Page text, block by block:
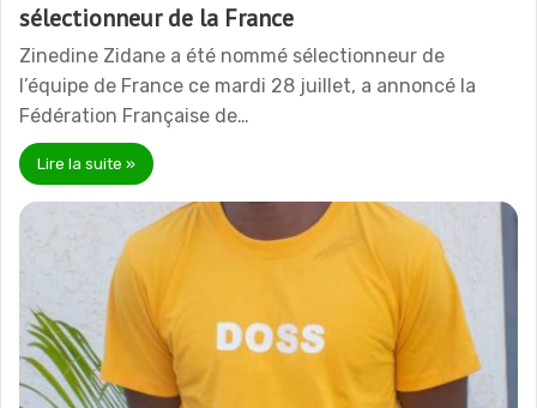
sélectionneur de la France
Zinedine Zidane a été nommé sélectionneur de
l’équipe de France ce mardi 28 juillet, a annoncé la
Fédération Française de…
Lire la suite »